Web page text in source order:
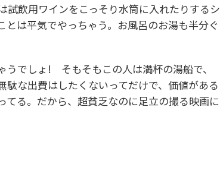
飲用ワインをこっそり水筒に入れたりするシ
は平気でやっちゃう。お風呂のお湯も半分ぐ
でしょ! そもそもこの人は満杯の湯船で、
な出費はしたくないってだけで、価値がある
てる。だから、超貧乏なのに足立の撮る映画に